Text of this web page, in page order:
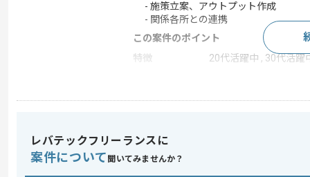
- 施策立案、アウトプット作成
- 関係各所との連携
この案件のポイント
特徴
20代活躍中 , 30代活躍
・CROコンサルタントとしての実務経験
レバテックフリーランスに
案件について 聞いてみませんか？